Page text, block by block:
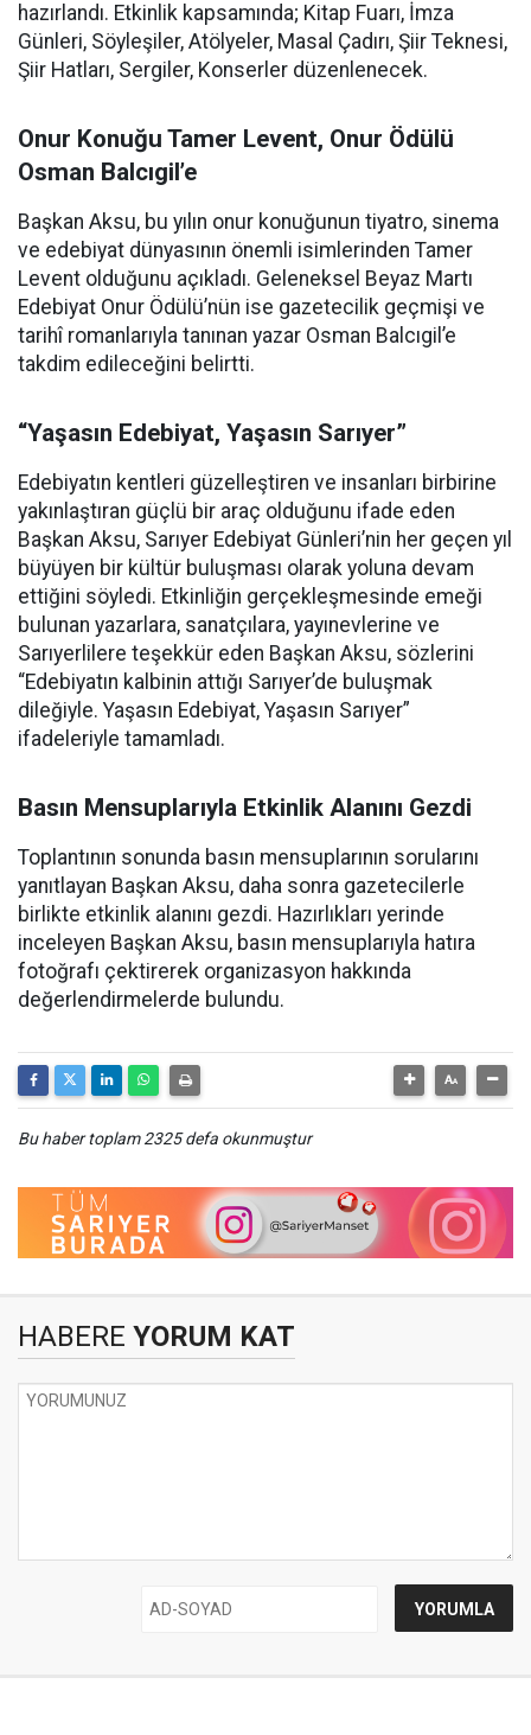
hazırlandı. Etkinlik kapsamında; Kitap Fuarı, İmza
Günleri, Söyleşiler, Atölyeler, Masal Çadırı, Şiir Teknesi,
Şiir Hatları, Sergiler, Konserler düzenlenecek.
Onur Konuğu Tamer Levent, Onur Ödülü
Osman Balcıgil’e
Başkan Aksu, bu yılın onur konuğunun tiyatro, sinema
ve edebiyat dünyasının önemli isimlerinden Tamer
Levent olduğunu açıkladı. Geleneksel Beyaz Martı
Edebiyat Onur Ödülü’nün ise gazetecilik geçmişi ve
tarihî romanlarıyla tanınan yazar Osman Balcıgil’e
takdim edileceğini belirtti.
“Yaşasın Edebiyat, Yaşasın Sarıyer”
Edebiyatın kentleri güzelleştiren ve insanları birbirine
yakınlaştıran güçlü bir araç olduğunu ifade eden
Başkan Aksu, Sarıyer Edebiyat Günleri’nin her geçen yıl
büyüyen bir kültür buluşması olarak yoluna devam
ettiğini söyledi. Etkinliğin gerçekleşmesinde emeği
bulunan yazarlara, sanatçılara, yayınevlerine ve
Sarıyerlilere teşekkür eden Başkan Aksu, sözlerini
“Edebiyatın kalbinin attığı Sarıyer’de buluşmak
dileğiyle. Yaşasın Edebiyat, Yaşasın Sarıyer”
ifadeleriyle tamamladı.
Basın Mensuplarıyla Etkinlik Alanını Gezdi
Toplantının sonunda basın mensuplarının sorularını
yanıtlayan Başkan Aksu, daha sonra gazetecilerle
birlikte etkinlik alanını gezdi. Hazırlıkları yerinde
inceleyen Başkan Aksu, basın mensuplarıyla hatıra
fotoğrafı çektirerek organizasyon hakkında
değerlendirmelerde bulundu.
Bu haber toplam 2325 defa okunmuştur
HABERE YORUM KAT